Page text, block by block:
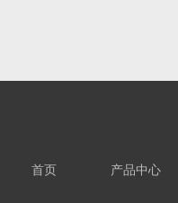
首页 产品中心